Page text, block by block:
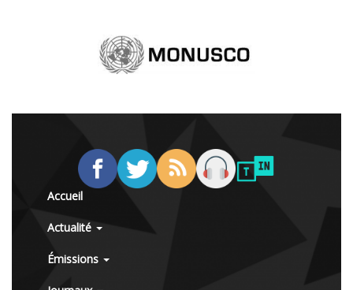
Accueil
Actualité
Émissions